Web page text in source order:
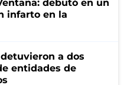
debutó en un
infarto en la
a dos
entidades de